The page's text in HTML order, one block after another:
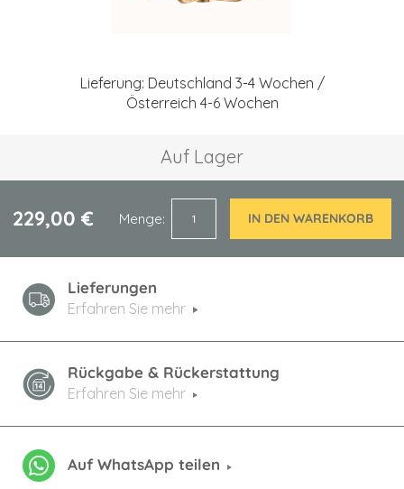
Lieferung: Deutschland 3-4 Wochen /
Österreich 4-6 Wochen
Auf Lager
229,00 € Menge IN DEN WARENKORB
Lieferungen
Erfahren Sie mehr
Rückgabe & Rückerstattung
Erfahren Sie mehr
Auf WhatsApp teilen